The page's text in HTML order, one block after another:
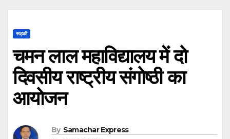
रूड़की
चमन लाल महाविद्यालय में दो
दिवसीय राष्ट्रीय संगोष्ठी का
आयोजन
By Samachar Express